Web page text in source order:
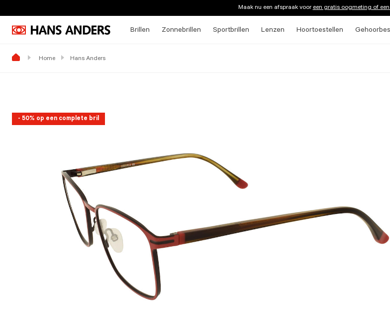
Maak nu een afspraak vooreen gratis oogmeting of
Brillen Zonnebrillen Sportbrillen Lenzen Hoortoestellen
Home Hans Anders
- 50% op een complete bril